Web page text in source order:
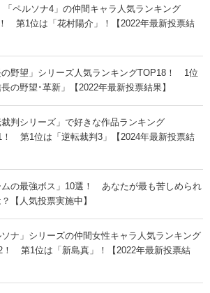
「ペルソナ4」の仲間キャラ人気ランキング
第1位は「花村陽介」！【2022年最新投票結
の野望」シリーズ人気ランキングTOP18！ 1位
の野望･革新」【2022年最新投票結果】
裁判シリーズ」で好きな作品ランキング
！ 第1位は「逆転裁判3」【2024年最新投票結
ムの最強ボス」10選！ あなたが最も苦しめられ
【人気投票実施中】
ソナ」シリーズの仲間女性キャラ人気ランキング
！ 第1位は「新島真」！【2022年最新投票結